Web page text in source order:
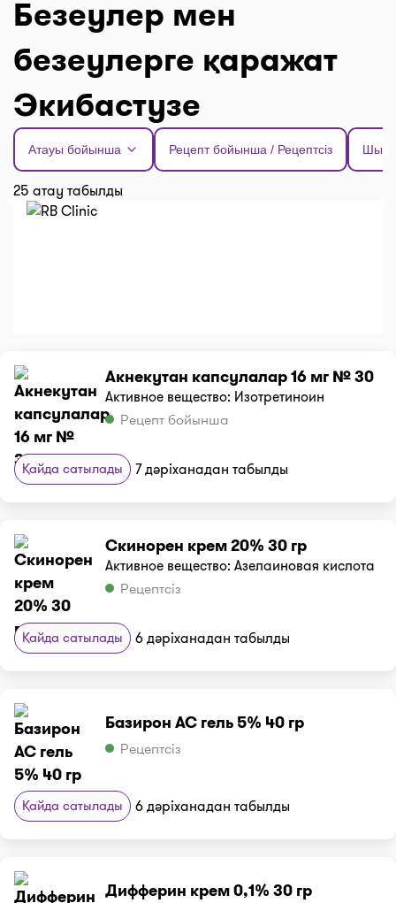
Безеулер мен
безеулерге қаражат
Экибастузе
Атауы бойынша Рецепт бойынша / Рецептсіз
25 атау табылды
Акнекутан капсулалар 16 мг № 30
Активное вещество: Изотретиноин
Рецепт бойынша
Қайда сатылады 7 дәріханадан табылды
Скинорен крем 20% 30 гр
Активное вещество: Азелаиновая кислота
Рецептсіз
Қайда сатылады 6 дәріханадан табылды
Базирон АС гель 5% 40 гр
Рецептсіз
Қайда сатылады 6 дәріханадан табылды
Дифферин крем 0,1% 30 гр